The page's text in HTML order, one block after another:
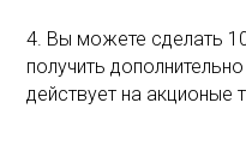
4. Вы можете сделать
получить
действует на акционые